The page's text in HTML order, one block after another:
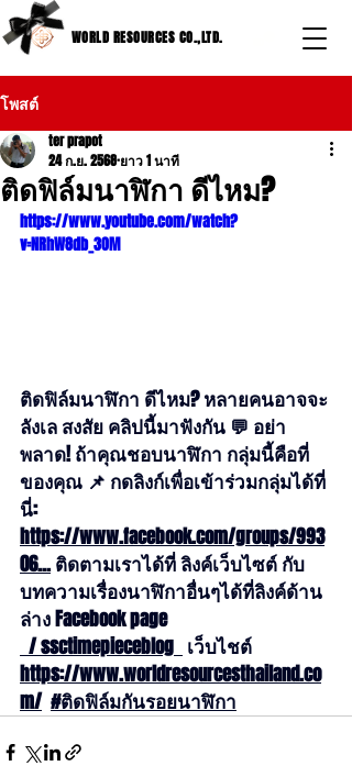
WORLD RESOURCES CO.,LTD.
โพสต์
ติดฟิล์มนาฬิกา ดีไหม?
ter prapot
24 ก.ย. 2568 ยาว 1 นาที
https://www.youtube.com/watch?
v=NRhW8db_3OM
ติดฟิล์มนาฬิกา ดีไหม? หลายคนอาจจะ
ลังเล สงสัย คลิปนี้มาฟังกัน 💬 อย่า
พลาด! ถ้าคุณชอบนาฬิกา กลุ่มนี้คือที่
ของคุณ 📌 กดลิงก์เพื่อเข้าร่วมกลุ่มได้ที่
นี่:
https://www.facebook.com/groups/993
06... ติดตามเราได้ที่ ลิงค์เว็บไซต์ กับ
บทความเรื่องนาฬิกาอื่นๆได้ที่ลิงค์ด้าน
ล่าง Facebook page
/ ssctimepieceblog เว็บไชต์
https://www.worldresourcesthailand.co
m/ #ติดฟิล์มกันรอยนาฬิกา